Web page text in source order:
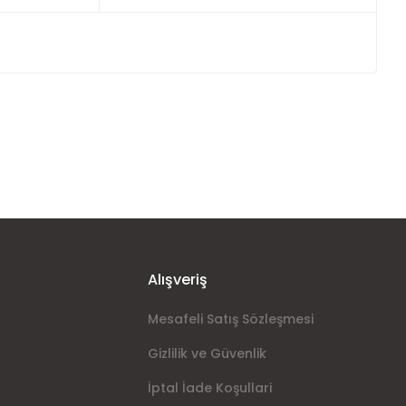
Alışveriş
Mesafeli Satış Sözleşmesi
Gizlilik ve Güvenlik
İptal İade Koşullari